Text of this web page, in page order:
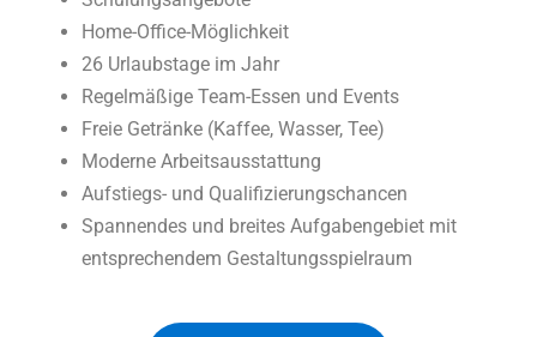
Home-Office-Möglichkeit
26 Urlaubstage im Jahr
Regelmäßige Team-Essen und Events
Freie Getränke (Kaffee, Wasser, Tee)
Moderne Arbeitsausstattung
Aufstiegs- und Qualifizierungschancen
Spannendes und breites Aufgabengebiet mit
entsprechendem Gestaltungsspielraum